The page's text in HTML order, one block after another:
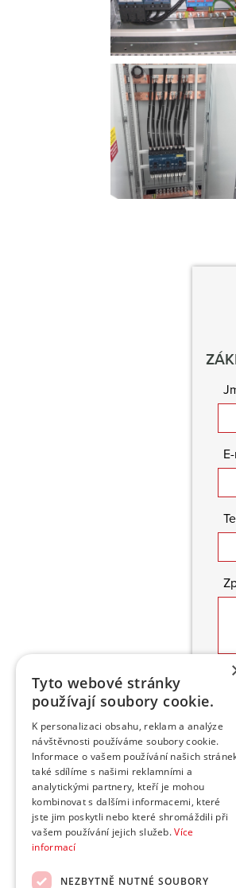
Tyto webové stránky
používají soubory cookie.
K personalizaci obsahu, reklam a analýze
návštěvnosti používáme soubory cookie.
Informace o vašem používání našich
také sdílíme s našimi reklamními a
analytickými partnery, kteří je mohou
kombinovat s dalšími informacemi, které
jste jim poskytli nebo které shromáždili při
vašem používání jejich služeb.Více
informací
NEZBYTNĚ NUTNÉ SOUBORY